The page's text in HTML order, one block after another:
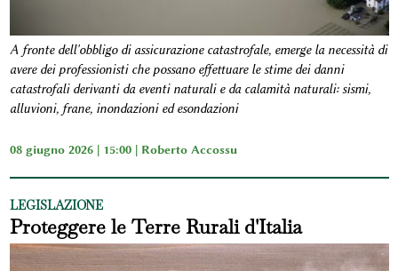
A fronte dell'obbligo di assicurazione catastrofale, emerge la necessità di
avere dei professionisti che possano effettuare le stime dei danni
catastrofali derivanti da eventi naturali e da calamità naturali: sismi,
alluvioni, frane, inondazioni ed esondazioni
08 giugno 2026 | 15:00 | Roberto Accossu
LEGISLAZIONE
Proteggere le Terre Rurali d'Italia